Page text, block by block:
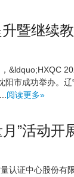
暨继续
&ldquo;HXQC
阳市成功举办。
阅读更多»
”活动开
认证中心股份有